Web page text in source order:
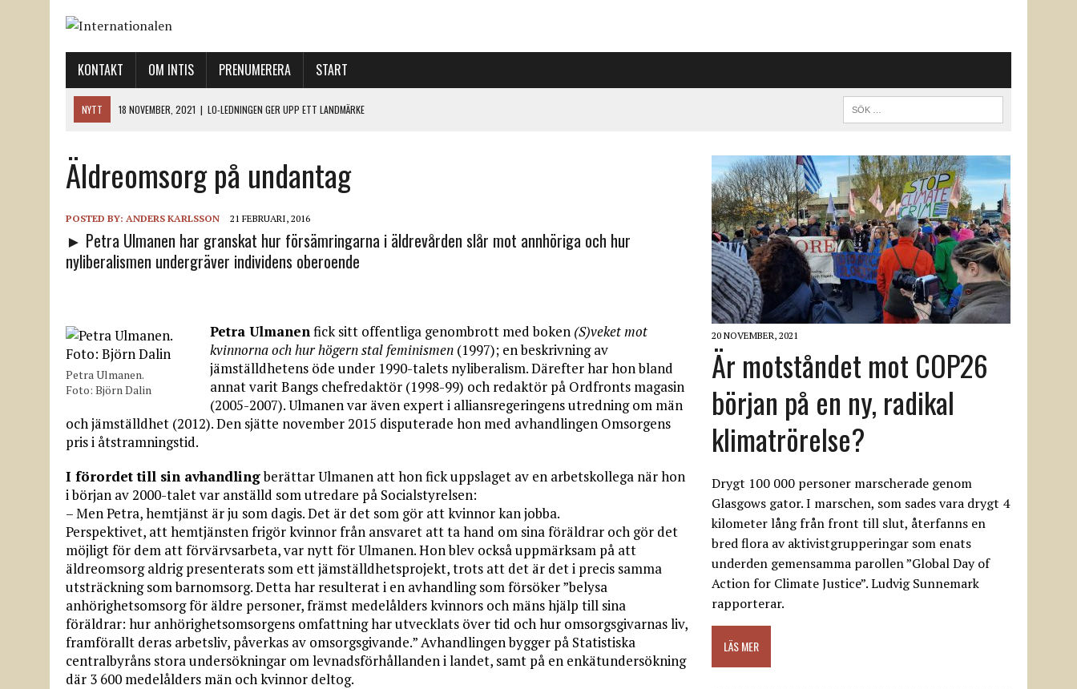
KONTAKT OM INTIS PRENUMERERA START
NYTT 18 NOVEMBER, 2021 | LO-LEDNINGEN GER UPP ETT LANDMÄRKE
12 NOVEMBER, 2021
NÄR DE DÖDA TAR SIG RÖST
12 NOVEMBER, 2021 | ”SVENSKA FACKFÖRBUND BEHÖVER SKÄRPA SITT KLIMATARBETE REJÄLT”
18 NOVEMBER, 2021 | SVENONIUS UTBUAD VID DEMONSTRATION
Äldreomsorg på undantag
POSTED BY: ANDERS KARLSSON 21 FEBRUARI, 2016
► Petra Ulmanen har granskat hur försämringarna i äldre­vården slår mot annhöriga och hur
nyliberalismen undergräver individens oberoende
Petra Ulmanen.
Foto: Björn Dalin
Petra Ulmanenfick sitt offentliga genombrott med boken (S)veket mot
kvinnorna och hur högern stal feminismen (1997); en beskrivning av
jämställdhetens öde under 1990-talets nyliberalism. Därefter har hon bland
annat varit Bangs chefredaktör (1998-99) och redaktör på Ordfronts magasin
(2005-2007). Ulmanen var även expert i alliansregeringens utredning om män
och jämställdhet (2012). Den sjätte november 2015 disputerade hon med avhandlingen Omsorgens
pris i åtstramningstid.
I förordet till sin avhandlingberättar Ulmanen att hon fick uppslaget av en arbetskollega när hon
i början av 2000-talet var anställd som utredare på Socialstyrelsen:
– Men Petra, hemtjänst är ju som dagis. Det är det som gör att kvinnor kan jobba.
Perspektivet, att hemtjänsten frigör kvinnor från ansvaret att ta hand om sina föräldrar och gör det
möjligt för dem att förvärvsarbeta, var nytt för Ulmanen. Hon blev också uppmärksam på att
äldreomsorg aldrig presenterats som ett jämställdhetsprojekt, trots att det är det i precis samma
utsträckning som barnomsorg. Detta har resulterat i en avhand­ling som försöker ”belysa
anhörighetsomsorg för äldre personer, främst medelålders kvinnors och mäns hjälp till sina
föräldrar: hur anhörighets­omsorgens omfattning har utvecklats över tid och hur omsorgsgivarnas liv,
framförallt deras arbetsliv, påverkas av omsorgsgivande.” Avhandlingen bygger på Statistiska
centralbyråns stora undersökningar om levnadsförhållanden i landet, samt på en enkätundersökning
där 3 600 medelålders män och kvinnor deltog.
20 NOVEMBER, 2021
Är motståndet mot COP26
början på en ny, radikal
klimatrörelse?
Drygt 100 000 personer marscherade genom
Glasgows gator. I marschen, som sades vara drygt 4
kilometer lång från front till slut, återfanns en
bred flora av aktivistgrupperingar som enats
underden gemensamma parollen ”Global Day of
Action for Climate Justice”. Ludvig Sunnemark
rapporterar.
LÄS MER